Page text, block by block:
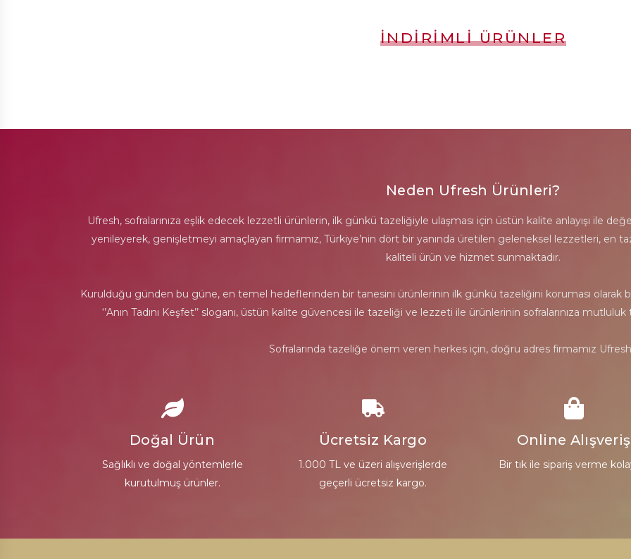
İNDIRIMLI ÜRÜNLER
Neden Ufresh Ürünleri?
Ufresh, sofralarınıza eşlik edecek lezzetli ürünlerin, ilk günkü tazeliğiyle ulaşması için üstün kalite anlayışı ile
yenileyerek, genişletmeyi amaçlayan firmamız, Türkiye’nin dört bir yanında üretilen geleneksel lezzetleri, en
kaliteli ürün ve hizmet sunmaktadır.
Kurulduğu günden bu güne, en temel hedeflerinden bir tanesini ürünlerinin ilk günkü tazeliğini koruması olarak
‘’Anın Tadını Keşfet’’ sloganı, üstün kalite güvencesi ile tazeliği ve lezzeti ile ürünlerinin sofralarınıza
Sofralarında tazeliğe önem veren herkes için, doğru adres firmamız
Doğal Ürün
Sağlıklı ve doğal yöntemlerle
kurutulmuş ürünler.
Ücretsiz Kargo
1.000 TL ve üzeri alışverişlerde
geçerli ücretsiz kargo.
Online Alışveriş
Bir tık ile sipariş verme